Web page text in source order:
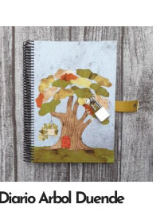
Diario Arbol Duende